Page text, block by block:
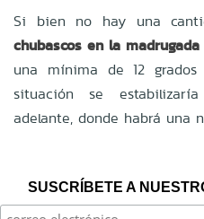
Si bien no hay una
chubascos en la
una mínima de 12
situación se
adelante, donde habrá una
SUSCRÍBETE A